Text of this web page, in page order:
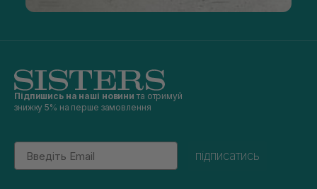
Підпишись на наші новини та отримуй
знижку 5% на перше замовлення
Email
підписатись